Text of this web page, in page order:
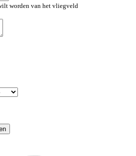
worden van het vliegveld